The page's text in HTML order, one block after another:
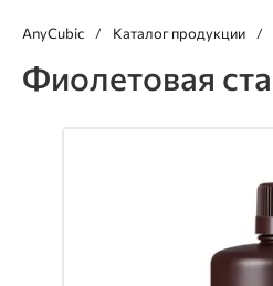
AnyCubic / Каталог продукции /
Фиолетовая